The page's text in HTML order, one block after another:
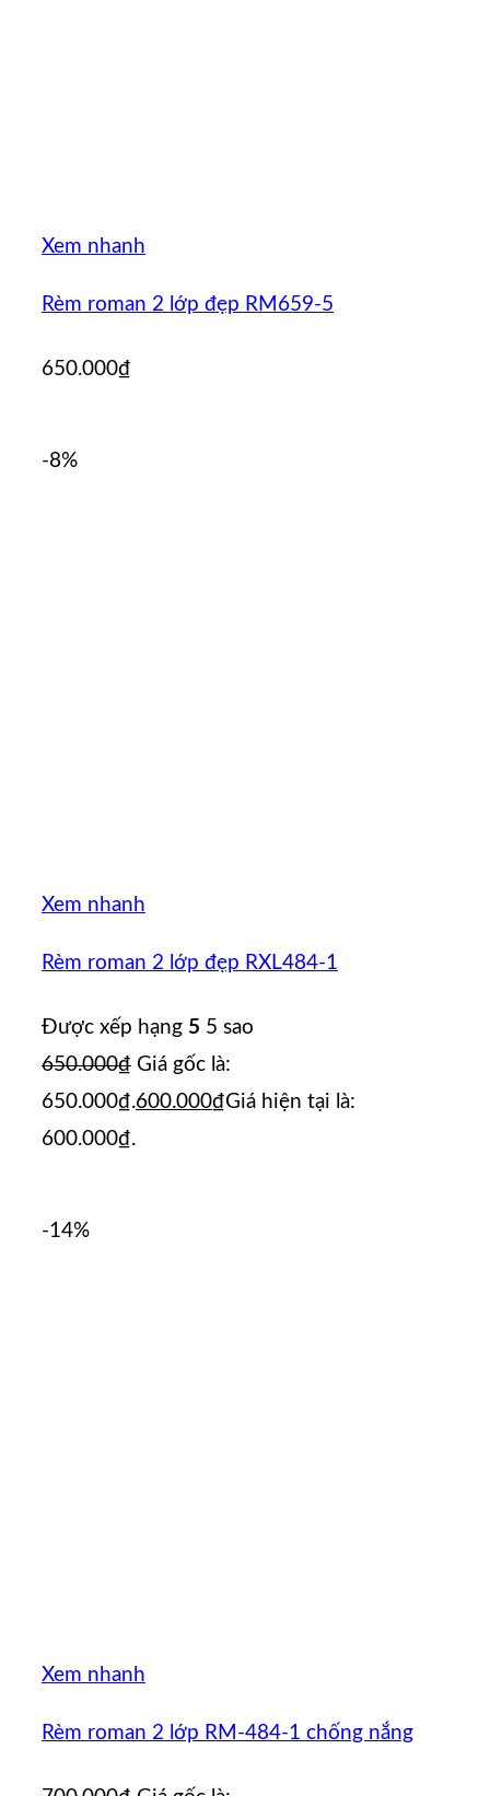
Xem nhanh
Rèm roman 2 lớp đẹp RM659-5
650.000₫
-8%
Xem nhanh
Rèm roman 2 lớp đẹp RXL484-1
Được xếp hạng 5 5 sao
650.000₫ Giá gốc là:
650.000₫.600.000₫Giá hiện tại là:
600.000₫.
-14%
Xem nhanh
Rèm roman 2 lớp RM-484-1 chống nắng